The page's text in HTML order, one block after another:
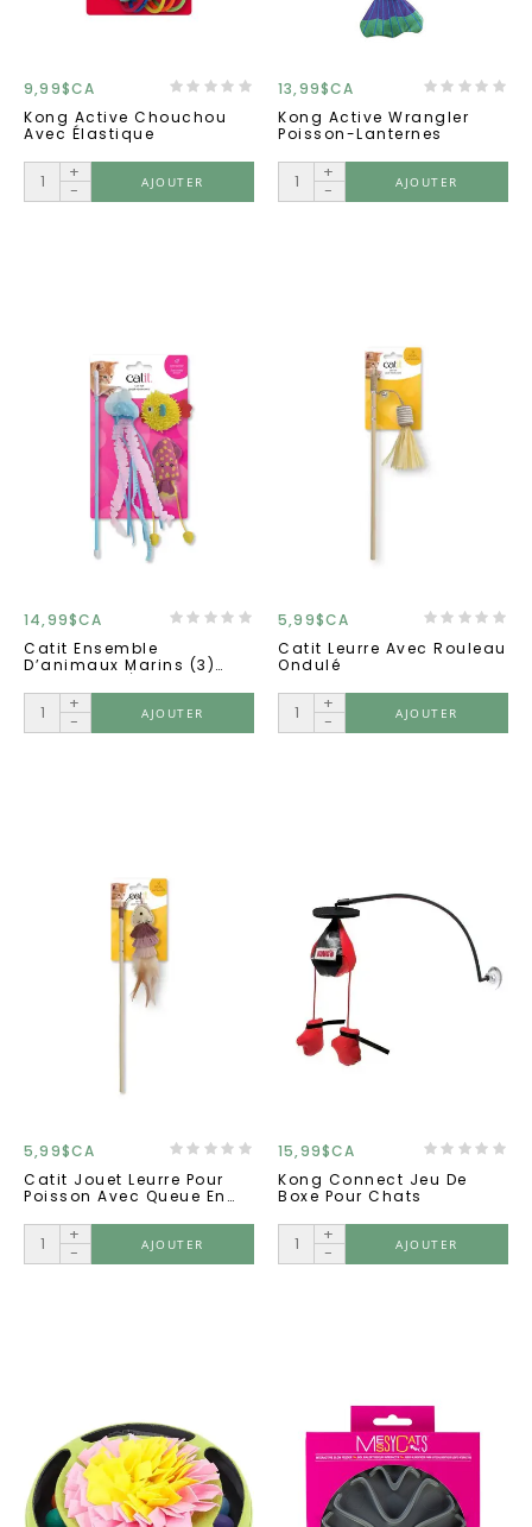
9,99$CA
Kong Active Chouchou
Avec Élastique
+
-
AJOUTER
13,99$CA
Kong Active Wrangler
Poisson-Lanternes
+
-
AJOUTER
14,99$CA
Catit Ensemble
D’animaux Marins (3)
+
-
AJOUTER
5,99$CA
Catit Leurre Avec Rouleau
Ondulé
+
-
AJOUTER
5,99$CA
Catit Jouet Leurre Pour
Poisson Avec Queue En
+
-
AJOUTER
15,99$CA
Kong Connect Jeu De
Boxe Pour Chats
+
-
AJOUTER